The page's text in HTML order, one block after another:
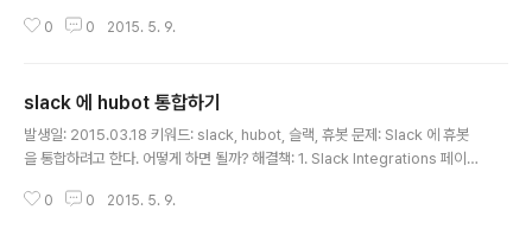
egrations 페이지에서 Jenkins CI를 찾아 추가하고 토
gin 을 추가한다. https://github.com/jenkinsci/slack
-plugin 3. 젠킨스 관리 > 시스템 설정 플러그인 관리 페
이지에서 발급받은 토큰을 추가한다. 4. 프로젝트 구성에
널을 명시하지..
0 0 2015. 5. 9.
slack 에 hubot 통합하기
발생일: 2015.03.18 키워드: slack, hubot, 슬랙, 휴봇 문제: Slack 에 휴봇
을 통합하려고 한다. 어떻게 하면 될까? 해결책: 1. Slack Integrations 페이지
m/services/new/hubot 2. 통합하면 채널에서 바로 hubot 을 초대할 수 있
0 0 2015. 5. 9.